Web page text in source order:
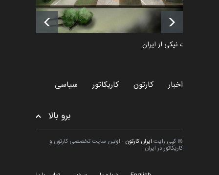
لیست شرکت کنندگان یازدهمین
جشنواره بین‌المللی کا…
اخبار
طراوت نیکی از ایران
اخبار کارتون کاریکاتور سیاسی
برو بالا
© کپی رایت ایران کارتون - اولین سایت تخصصی کارتون و
کاریکاتور در ایران.